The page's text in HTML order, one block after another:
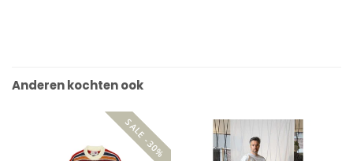
Anderen kochten ook
SALE -30%